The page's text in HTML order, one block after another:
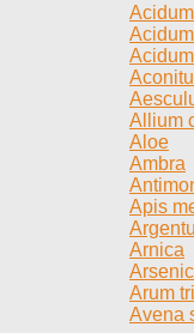
Allium
Aloe
Ambra
Apis
Arnica
Arum
Avena